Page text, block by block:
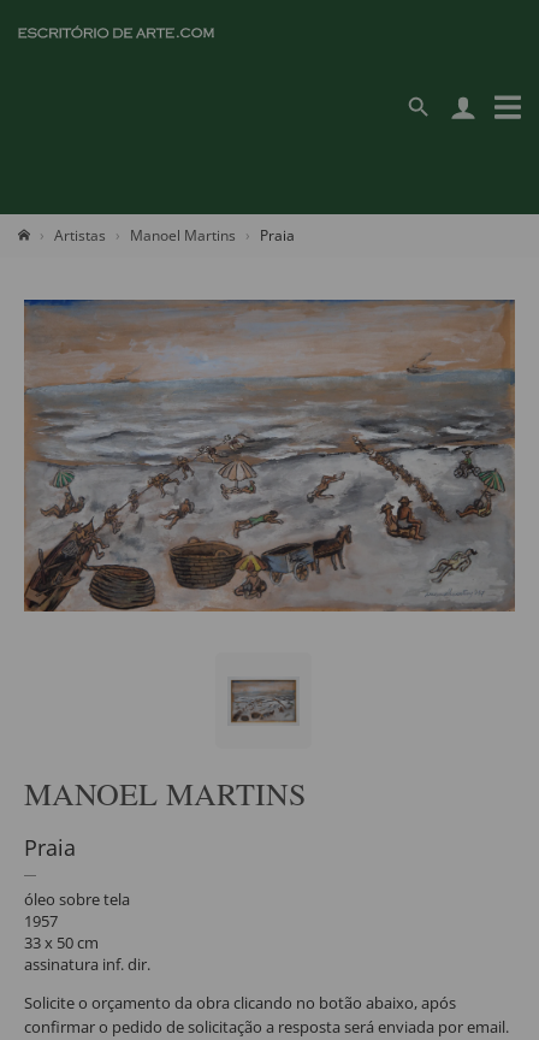
Artistas Manoel Martins Praia
MANOEL MARTINS
Praia
óleo sobre tela
1957
33 x 50 cm
assinatura inf. dir.
Solicite o orçamento da obra clicando no botão abaixo, após
confirmar o pedido de solicitação a resposta será enviada por email.